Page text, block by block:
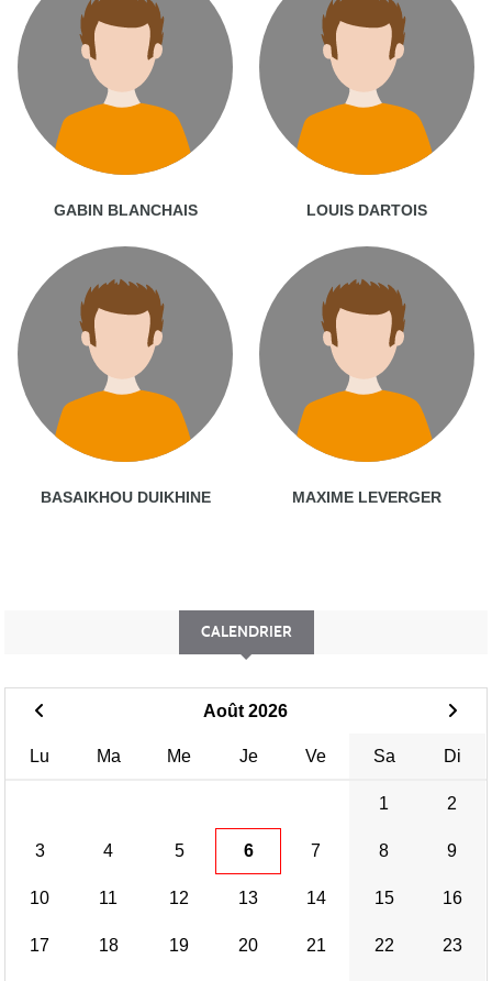
GABIN BLANCHAIS LOUIS DARTOIS
BASAIKHOU DUIKHINE MAXIME LEVERGER
CALENDRIER
Août 2026
Lu Ma Me Je Ve Sa Di
1 2
3 4 5 6 7 8 9
10 11 12 13 14 15 16
17 18 19 20 21 22 23